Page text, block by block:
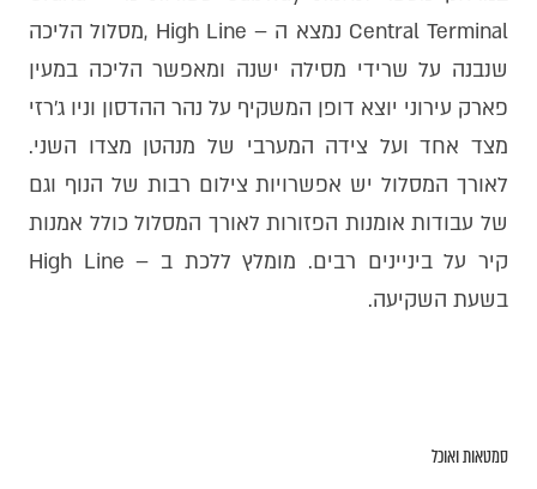
Central Terminal נמצא ה – High Line ,מסלול הליכה
שנבנה על שרידי מסילה ישנה ומאפשר הליכה במעין
פארק עירוני יוצא דופן המשקיף על נהר ההדסון וניו ג׳רזי
מצד אחד ועל צידה המערבי של מנהטן מצדו השני.
לאורך המסלול יש אפשרויות צילום רבות של הנוף וגם
של עבודות אומנות הפזורות לאורך המסלול כולל אמנות
קיר על ביניינים רבים. מומלץ ללכת ב – High Line
בשעת השקיעה.
סמטאות ואוכל